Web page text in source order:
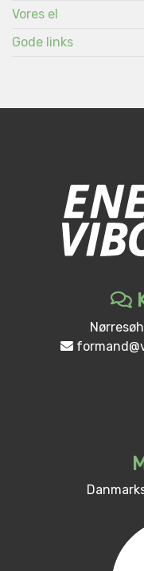
Vores el
Gode links